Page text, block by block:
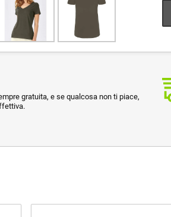
gratuita, e se qualcosa non ti piace,